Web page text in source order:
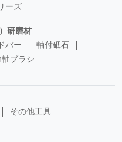
ーズ
研磨材
バー
軸付砥石
ブラシ
その他工具